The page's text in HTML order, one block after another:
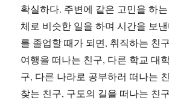
확실하다. 주변에 같은 고민을 하
체로 비슷한 일을 하며 시간을 보
를 졸업할 때가 되면, 취직하는 친
여행을 떠나는 친구, 다른 학교 대
구, 다른 나라로 공부하러 떠나는
찾는 친구, 구도의 길을 떠나는 친